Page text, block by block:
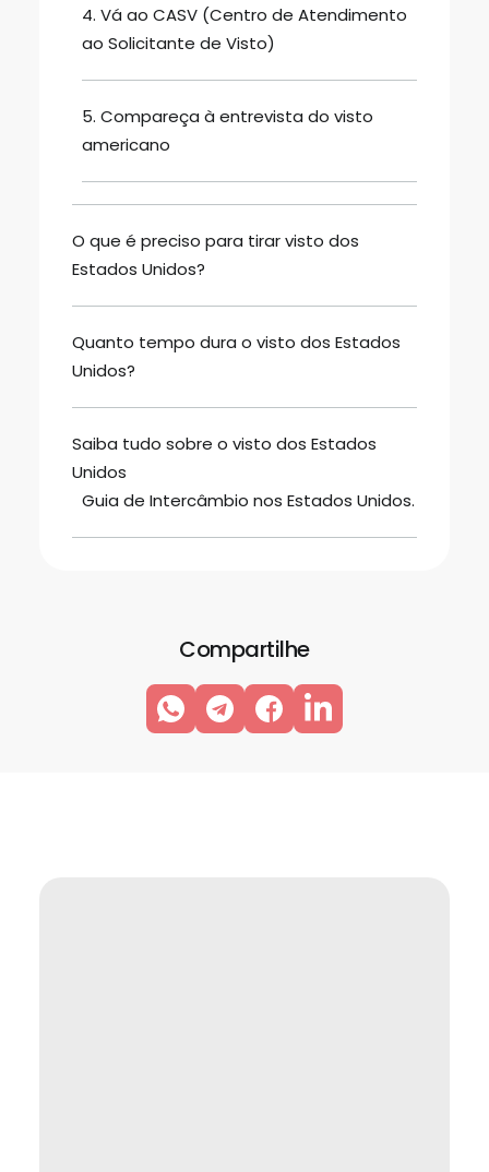
4. Vá ao CASV (Centro de Atendimento
ao Solicitante de Visto)
5. Compareça à entrevista do visto
americano
O que é preciso para tirar visto dos
Estados Unidos?
Quanto tempo dura o visto dos Estados
Unidos?
Saiba tudo sobre o visto dos Estados
Unidos
Guia de Intercâmbio nos Estados Unidos.
Compartilhe